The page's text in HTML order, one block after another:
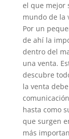
el que mejor
mundo de la
Por un
de ahí la
dentro del
una venta.
descubre
la venta
hasta como
que surgen
más